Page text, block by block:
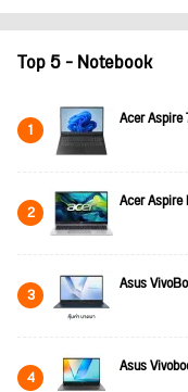
Top 5 - Notebook
1 Acer
2 Acer
3 Asus
4 Asus